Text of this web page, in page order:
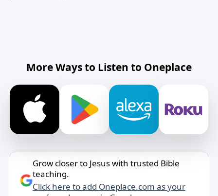
More Ways to Listen to Oneplace
Grow closer to Jesus with trusted Bible
teaching.
Click here to add Oneplace.com as your